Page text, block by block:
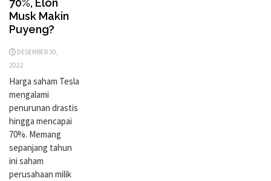
70%, Elon
Musk Makin
Puyeng?
DESEMBER 30,
2022
Harga saham Tesla
mengalami
penurunan drastis
hingga mencapai
70%. Memang
sepanjang tahun
ini saham
perusahaan milik